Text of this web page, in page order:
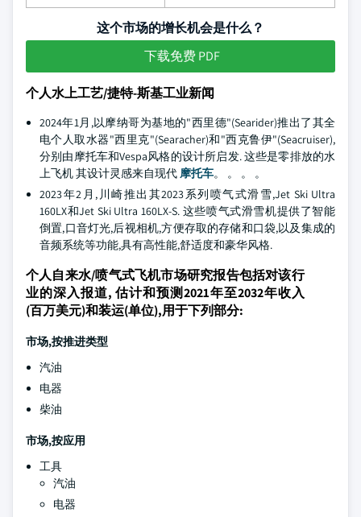
这个市场的增长机会是什么？
下载免费 PDF
个人水上工艺/捷特-斯基工业新闻
2024年1月,以摩纳哥为基地的"西里德"(Searider)推出了其全
电个人取水器"西里克"(Searacher)和"西克鲁伊"(Seacruiser),
分别由摩托车和Vespa风格的设计所启发. 这些是零排放的水
上飞机 其设计灵感来自现代 摩托车。 。 。 。
2023年2月,川崎推出其2023系列喷气式滑雪,Jet Ski Ultra
160LX和Jet Ski Ultra 160LX-S. 这些喷气式滑雪机提供了智能
倒置,口音灯光,后视相机,方便存取的存储和口袋,以及集成的
音频系统等功能,具有高性能,舒适度和豪华风格.
个人自来水/喷气式飞机市场研究报告包括对该行
业的深入报道, 估计和预测2021年至2032年收入
(百万美元)和装运(单位),用于下列部分:
市场,按推进类型
汽油
电器
柴油
市场,按应用
工具
汽油
电器